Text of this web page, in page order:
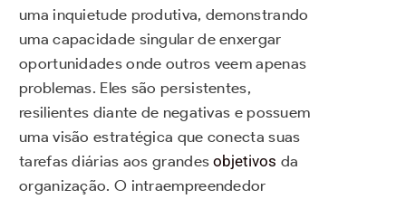
uma inquietude produtiva, demonstrando
uma capacidade singular de enxergar
oportunidades onde outros veem apenas
problemas. Eles são persistentes,
resilientes diante de negativas e possuem
uma visão estratégica que conecta suas
tarefas diárias aos grandesobjetivos da
organização. O intraempreendedor